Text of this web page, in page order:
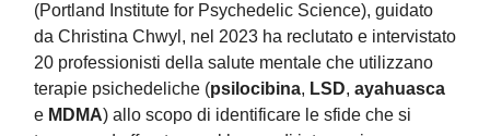
(Portland Institute for Psychedelic Science), guidato
da Christina Chwyl, nel 2023 ha reclutato e intervistato
20 professionisti della salute mentale che utilizzano
terapie psichedeliche (psilocibina, LSD, ayahuasca
e MDMA) allo scopo di identificare le sfide che si